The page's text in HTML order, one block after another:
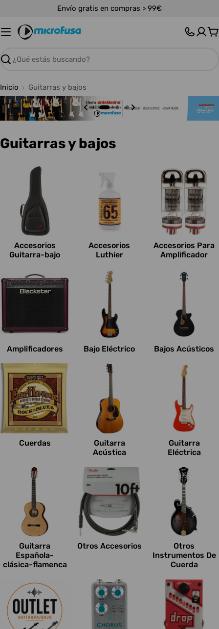
contenido
Envío gratis en compras > 99€
Buscar
Inicio Guitarras y bajos
C
e
s
:
Guitarras y bajos
Accesorios
Guitarra-bajo
Accesorios
Luthier
Accesorios Para
Amplificador
Amplificadores Bajo Eléctrico Bajos Acústicos
Cuerdas
Guitarra
Acústica
Guitarra
Eléctrica
Guitarra
Española-
clásica-flamenca
Otros Accesorios
Otros
Instrumentos De
Cuerda